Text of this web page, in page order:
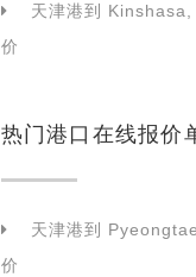
天津港到 Kinshasa,
价
热门港口在线报价
天津港到
价